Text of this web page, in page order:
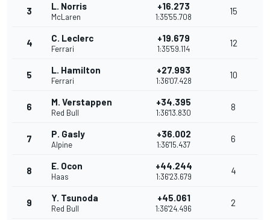
3 L. Norris
McLaren
+16.273
1:35'55.708
15
4 C. Leclerc
Ferrari
+19.679
1:35'59.114
12
5 L. Hamilton
Ferrari
+27.993
1:36'07.428
10
6 M. Verstappen
Red Bull
+34.395
1:36'13.830
8
7 P. Gasly
Alpine
+36.002
1:36'15.437
6
8 E. Ocon
Haas
+44.244
1:36'23.679
4
9 Y. Tsunoda
Red Bull
+45.061
1:36'24.496
2